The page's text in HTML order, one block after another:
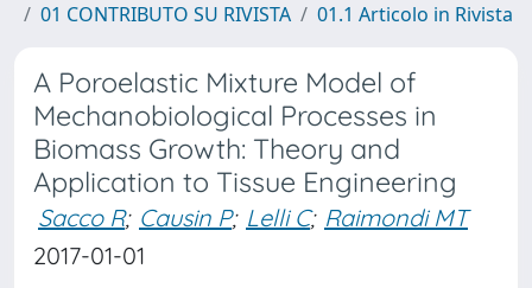
01 CONTRIBUTO SU RIVISTA
01.1 Articolo in Rivista
A Poroelastic Mixture Model of
Mechanobiological Processes in
Biomass Growth: Theory and
Application to Tissue Engineering
Sacco R; Causin P; Lelli C; Raimondi MT
2017-01-01